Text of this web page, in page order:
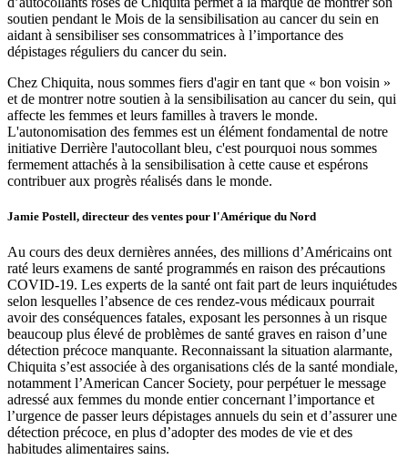
soutien pendant le Mois de la sensibilisation au cancer du sein en
aidant à sensibiliser ses consommatrices à l’importance des
dépistages réguliers du cancer du sein.
Chez Chiquita, nous sommes fiers d'agir en tant que « bon voisin »
et de montrer notre soutien à la sensibilisation au cancer du sein, qui
affecte les femmes et leurs familles à travers le monde.
L'autonomisation des femmes est un élément fondamental de notre
initiative Derrière l'autocollant bleu, c'est pourquoi nous sommes
fermement attachés à la sensibilisation à cette cause et espérons
contribuer aux progrès réalisés dans le monde.
Jamie Postell, directeur des ventes pour l'Amérique du Nord
Au cours des deux dernières années, des millions d’Américains ont
raté leurs examens de santé programmés en raison des précautions
COVID-19. Les experts de la santé ont fait part de leurs inquiétudes
selon lesquelles l’absence de ces rendez-vous médicaux pourrait
avoir des conséquences fatales, exposant les personnes à un risque
beaucoup plus élevé de problèmes de santé graves en raison d’une
détection précoce manquante. Reconnaissant la situation alarmante,
Chiquita s’est associée à des organisations clés de la santé mondiale,
notamment l’American Cancer Society, pour perpétuer le message
adressé aux femmes du monde entier concernant l’importance et
l’urgence de passer leurs dépistages annuels du sein et d’assurer une
détection précoce, en plus d’adopter des modes de vie et des
habitudes alimentaires sains.